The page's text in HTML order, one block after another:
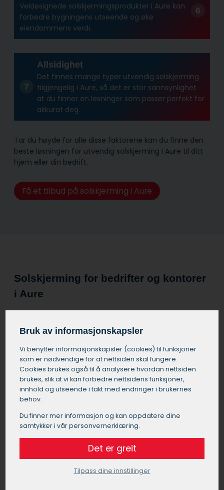
Veldesignede solskjermingsprodukter i Aure kan
forbedre bygningens utseende og øke
eiendommens verdi.
Allsidighet
Det finnes mange typer utvendig solskjerming
tilgjengelig i Aure, så det er stor sannsynlighet
at du finner en løsninger som passer perfekt for
akkurat deg.
Tar du høyde for alle disse faktorene kan du finne den
beste løsningen for utvendig solskjerming i Aure til ditt
hjem eller din bedrift.
Få et tilbud på solskjerming i Aure
Solskjerming for bedrifter og kontorer
i Aure
boliger, men også for de som driver næring, som f.eks.
butikklokaler og kontorer. Noen av de viktigste fordelene
ved å montere utvendig solskjerming i næringsbygg i
Aure er:
Forbedret komfort:
Solskjerming i Aure reduserer blending og
varmeoppbygging som igjen skaper et mer
behagelig arbeidsmiljø for ansatte.
Økt energieffektivitet:
Aure bidra til lavere energikostnader for bedriften.
Beskyttelse av kontorutstyr:
Bruk av informasjonskapsler
Vi benytter informasjons­kapsler (cookies) til funksjoner
som er nødvendige for at nettsiden skal fungere.
Cookies brukes også til å analysere hvordan nettsiden
brukes, slik at vi kan forbedre nettsidens funksjoner,
innhold og utseende i takt med endringer i brukernes
behov.
Du finner mer informasjon og kan oppdatere dine
samtykker i vår personvernerklæring.
Det er greit
Tilpass dine innstillinger